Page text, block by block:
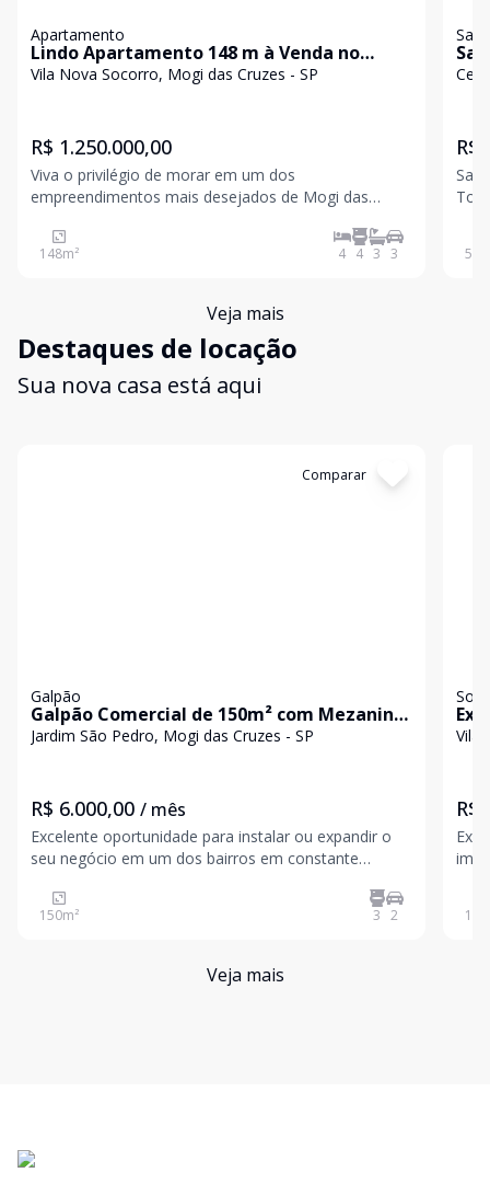
Apartamento
Lindo Apartamento 148 m à Venda no
Edifício Home Club | Mogi das Cruzes
Vila Nova Socorro, Mogi das Cruzes - SP
R$ 1.250.000,00
Viva o privilégio de morar em um dos
empreendimentos mais desejados de Mogi das
vida se encontram em perfeita harmonia. Com 148
m² de área privativa, este belíssimo apartamento
148m² 4 4 3 3
R$
58
Veja mais
Destaques de locação
Sua nova casa está aqui
Comparar
Galpão
Galpão Comercial de 150m² com Mezanino
e Vitrine - César de Souza, Mogi das Cruz
Jardim São Pedro, Mogi das Cruzes - SP
R$ 6.000,00 / mês
Excelente oportunidade para instalar ou expandir o
seu negócio em um dos bairros em constante
comercial de 150 m² foi projetado para oferecer
versatilidade, funcionalidade e grande visibilidade
150m² 3 2
Vila
R$
179
Veja mais